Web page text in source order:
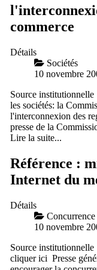
commerce
Détails
Sociétés
10 novembre
Source
les sociétés: la
l'interconnexion des
presse de la
Lire la suite...
Référence :
Internet du
Détails
10 novembre
Source
cliquer ici Presse